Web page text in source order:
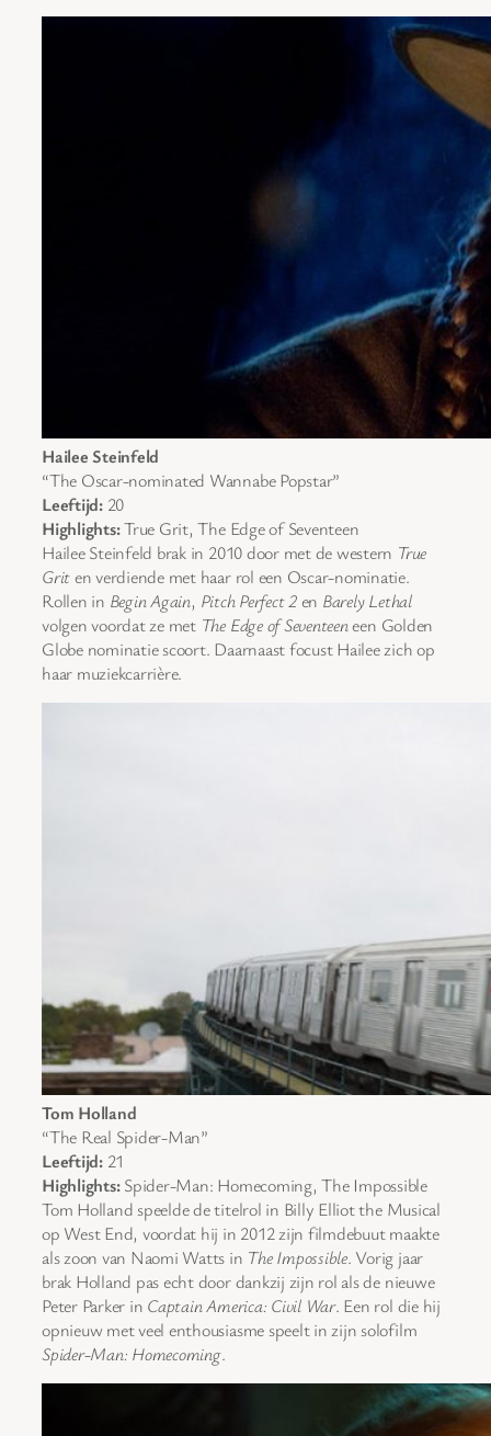
Hailee Steinfeld
“The Oscar-nominated Wannabe Popstar”
Leeftijd:20
Highlights:True Grit, The Edge of Seventeen
Hailee Steinfeld brak in 2010 door met de western True
Griten verdiende met haar rol een Oscar-nominatie.
Rollen in Begin Again, Pitch Perfect 2en Barely Lethal
volgen voordat ze met The Edge of Seventeeneen Golden
Globe nominatie scoort. Daarnaast focust Hailee zich op
haar muziekcarrière.
Tom Holland
“The Real Spider-Man”
Leeftijd:21
Highlights:Spider-Man: Homecoming, The Impossible
Tom Holland speelde de titelrol in Billy Elliot the Musical
op West End, voordat hij in 2012 zijn filmdebuut maakte
als zoon van Naomi Watts in The Impossible. Vorig jaar
brak Holland pas echt door dankzij zijn rol als de nieuwe
Peter Parker in Captain America: Civil War. Een rol die hij
opnieuw met veel enthousiasme speelt in zijn solofilm
Spider-Man: Homecoming.